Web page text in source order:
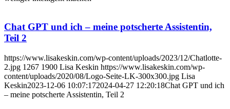
Chat GPT und ich – meine potscherte Assistentin,
Teil 2
https://www.lisakeskin.com/wp-content/uploads/2023/12/Chatlotte-
2.jpg 1267 1900 Lisa Keskin https://www.lisakeskin.com/wp-
content/uploads/2020/08/Logo-Seite-LK-300x300.jpg Lisa
Keskin2023-12-06 10:07:172024-04-27 12:20:18Chat GPT und ich
– meine potscherte Assistentin, Teil 2